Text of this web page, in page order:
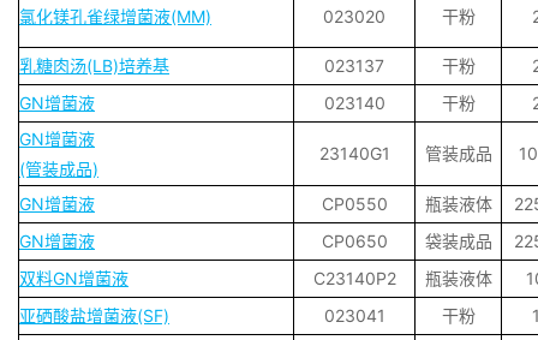
氯化镁孔雀绿增菌液(MM) 023020 干粉
乳糖肉汤(LB)培养基 023137 干粉
GN增菌液
023140 干粉
GN增菌液
(管装成品)
23140G1 管装成品
GN增菌液 CP0550 瓶装液体
GN增菌液
CP0650 袋装成品
双料GN增菌液
C23140P2 瓶装液体
亚硒酸盐增菌液(SF)
023041 干粉